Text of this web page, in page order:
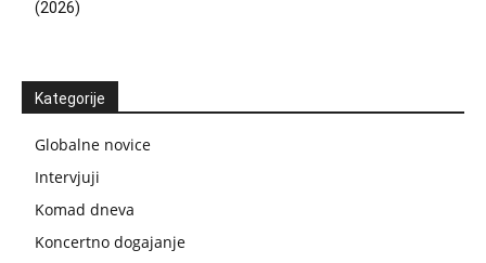
(2026)
Kategorije
Globalne novice
Intervjuji
Komad dneva
Koncertno dogajanje